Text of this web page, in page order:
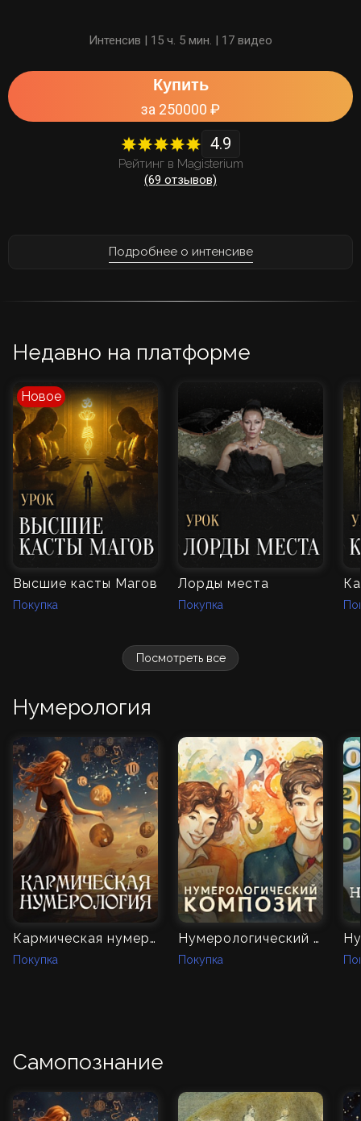
Интенсив | 15 ч. 5 мин. | 17 видео
4.9
Рейтинг в Magisterium
(69 отзывов)
Купить
за 250000 ₽
Подробнее о интенсиве
Недавно на платформе
Посмотреть все
Новое
Высшие касты Магов
Покупка
Лорды места
Покупка
Нумерология
Кармическая нумерология
Покупка
Нумерологический композит
Покупка
Самопознание